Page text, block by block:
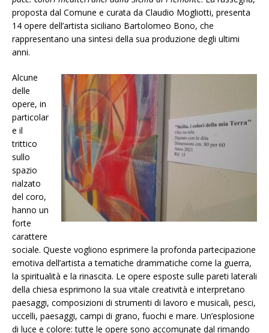
proposta dal Comune e curata da Claudio Mogliotti, presenta
14 opere dell’artista siciliano Bartolomeo Bono, che
rappresentano una sintesi della sua produzione degli ultimi
anni.
Alcune
delle
opere, in
particolar
e il
trittico
sullo
spazio
rialzato
del coro,
hanno un
forte
carattere
sociale. Queste vogliono esprimere la profonda partecipazione
emotiva dell’artista a tematiche drammatiche come la guerra,
la spiritualità e la rinascita. Le opere esposte sulle pareti laterali
della chiesa esprimono la sua vitale creatività e interpretano
paesaggi, composizioni di strumenti di lavoro e musicali, pesci,
uccelli, paesaggi, campi di grano, fuochi e mare. Un’esplosione
di luce e colore: tutte le opere sono accomunate dal rimando